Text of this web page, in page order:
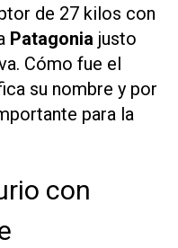
de 27 kilos con
Patagonia justo
Cómo fue el
su nombre y por
para la
con